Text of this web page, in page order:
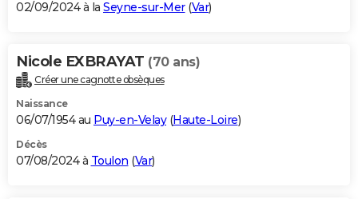
02/09/2024 à la Seyne-sur-Mer(Var)
Nicole EXBRAYAT (70 ans)
Créer une cagnotte obsèques
Naissance
06/07/1954 au Puy-en-Velay(Haute-Loire)
Décès
07/08/2024 à Toulon (Var)